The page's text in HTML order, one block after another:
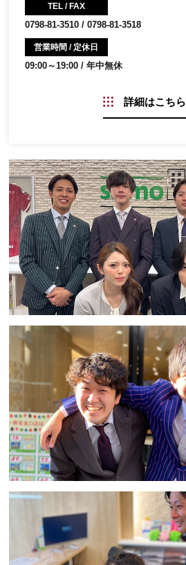
TEL / FAX
0798-81-3510 / 0798-81-3518
営業時間 / 定休日
09:00～19:00 / 年中無休
詳細はこちら